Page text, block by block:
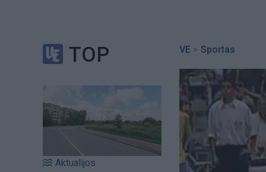
TOP
Aktualijos
VE > Sportas